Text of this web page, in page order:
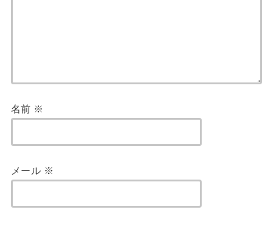
名前 ※
メール ※